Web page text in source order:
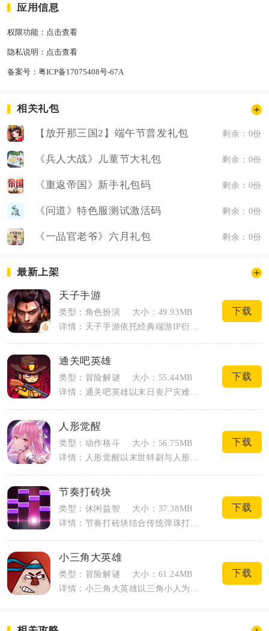
应用信息
权限功能： 点击查看
隐私说明： 点击查看
备案号： 粤ICP备17075408号-67A
相关礼包
【放开那三国2】端午节普发礼包 剩余：0份
《兵人大战》儿童节大礼包 剩余：0份
《重返帝国》新手礼包码 剩余：0份
《问道》特色服测试激活码 剩余：0份
《一品官老爷》六月礼包 剩余：0份
最新上架
天子手游
类型：角色扮演
大小：49.93MB
下载
通关吧英雄
类型：冒险解谜
大小：55.44MB
下载
人形觉醒
类型：动作格斗
大小：56.75MB
下载
节奏打砖块
类型：休闲益智
大小：37.38MB
下载
小三角大英雄
类型：冒险解谜
大小：61.24MB
下载